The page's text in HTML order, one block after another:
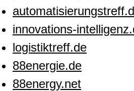
innovations-
logistiktreff.de
88energie.de
88energy.net